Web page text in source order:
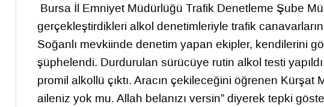
Bursa İl Emniyet Müdürlüğü Trafik Denetleme Şube
gerçekleştirdikleri alkol denetimleriyle trafik
Soğanlı mevkiinde denetim yapan ekipler, kendilerini
şüphelendi. Durdurulan sürücüye rutin alkol testi
promil alkollü çıktı. Aracın çekileceğini öğrenen Kürşat
aileniz yok mu. Allah belanızı versin” diyerek tepki